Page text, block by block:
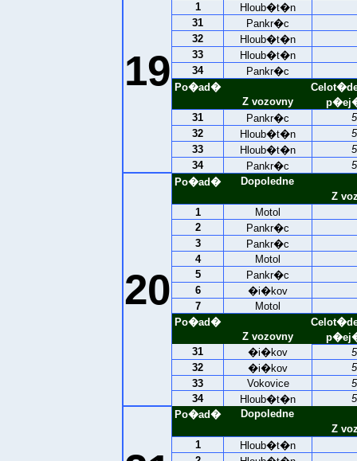
19
1
Hloub�t�n
31
Pankr�c
32
Hloub�t�n
33
Hloub�t�n
34
Pankr�c
Po�ad�
Z vozovny
31
Pankr�c
32
Hloub�t�n
33
Hloub�t�n
34
Pankr�c
20
Po�ad�
Dopoledne
Z
1
Motol
2
Pankr�c
3
Pankr�c
4
Motol
5
Pankr�c
6
�i�kov
7
Motol
Po�ad�
Z vozovny
31
�i�kov
32
�i�kov
33
Vokovice
34
Hloub�t�n
Po�ad�
Dopoledne
Z
1
Hloub�t�n